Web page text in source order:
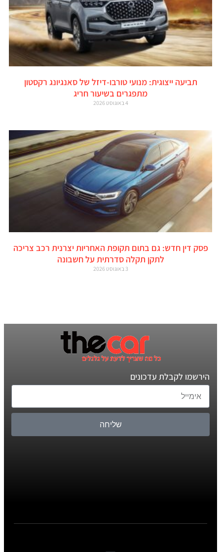
תביעה ייצוגית: מנועי טורבו-דיזל של סאנגיונג רקסטון
מתפגרים בשיעור חריג
4 באוגוסט 2026
פסק דין חדש: גם בתום תקופת האחריות יצרנית רכב צריכה
לתקן תקלה סדרתית על חשבונה
3 באוגוסט 2026
הירשמו לקבלת עדכונים
שליחה